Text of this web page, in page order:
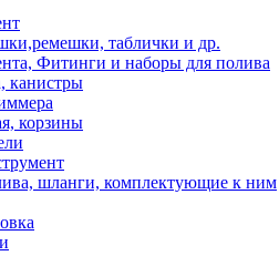
таблички и др.
Фитинги и наборы для полива
канистры
корзины
шланги, комплектующие к ним